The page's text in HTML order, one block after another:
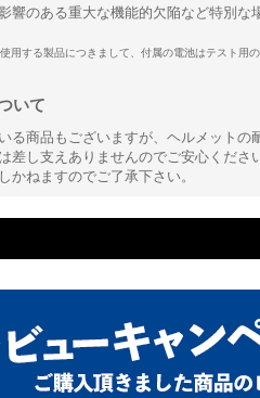
響のある重大な機能的欠陥など特別な
用する製品につきまして、付属の電池はテスト用
いて
る商品もございますが、ヘルメットの
差し支えありませんのでご安心くだ
かねますのでご了承下さい。